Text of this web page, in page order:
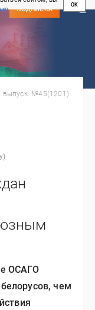
OK
ПОДПИСКА
выпуск: №45(1201)
ОСАГО
чем